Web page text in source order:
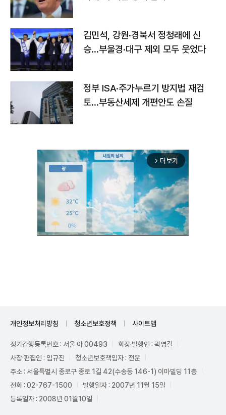
김민석, 강원·경북서 정청래에 신
승…부울경·대구 제외 모두 웃었다
정부 ISA·주가누르기 방지법 재검
토…부동산세제 개편안도 손질
arrow_forward_ios 더보기
개인정보처리방침 청소년보호정책 사이트맵
정기간행등록번호 : 서울 아 00493
회장·발행인 : 곽영길
사장·편집인 : 임규진
청소년보호책임자 : 전운
주소 : 서울특별시 종로구 종로 1길 42(수송동 146-1) 이마빌딩 11층
전화 : 02-767-1500
발행일자 : 2007년 11월 15일
등록일자 : 2008년 01월10일